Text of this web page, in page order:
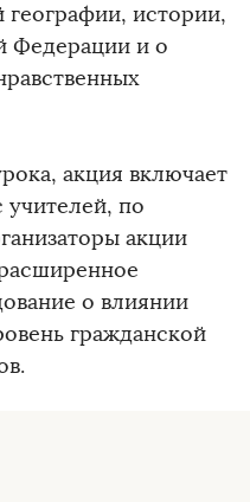
истории,
Федерации и о
акция включает
учителей, по
акции
о влиянии
гражданской